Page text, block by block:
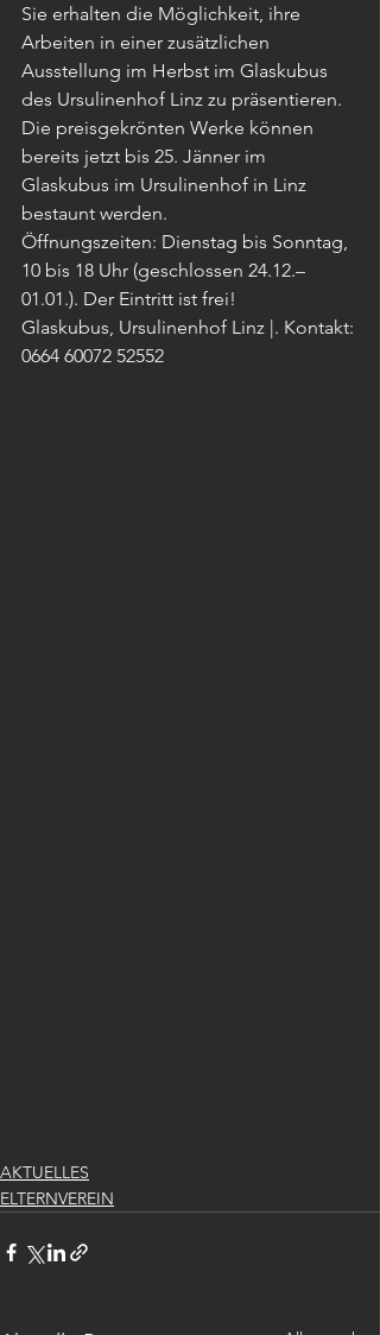
Sie erhalten die Möglichkeit, ihre
Arbeiten in einer zusätzlichen
Ausstellung im Herbst im Glaskubus
des Ursulinenhof Linz zu präsentieren.
Die preisgekrönten Werke können
bereits jetzt bis 25. Jänner im
Glaskubus im Ursulinenhof in Linz
bestaunt werden.
Öffnungszeiten: Dienstag bis Sonntag,
10 bis 18 Uhr (geschlossen 24.12.–
01.01.). Der Eintritt ist frei!
Glaskubus, Ursulinenhof Linz |. Kontakt:
0664 60072 52552
AKTUELLES
ELTERNVEREIN